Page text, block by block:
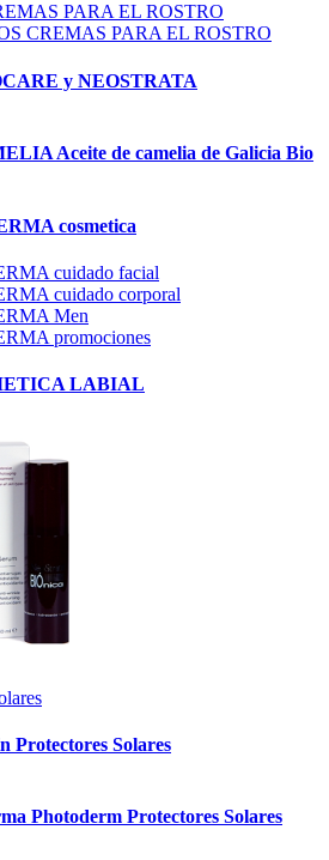
PARA EL ROSTRO
CREMAS PARA EL ROSTRO
y NEOSTRATA
Aceite de camelia de Galicia Bio
cosmetica
cuidado facial
cuidado corporal
Men
promociones
LABIAL
Protectores Solares
Photoderm Protectores Solares